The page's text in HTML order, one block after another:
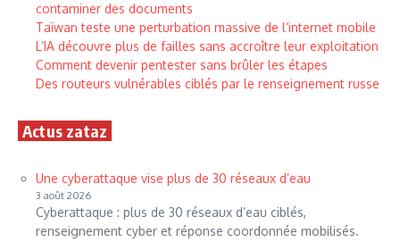
contaminer des documents
Taïwan teste une perturbation massive de l’internet mobile
L’IA découvre plus de failles sans accroître leur exploitation
Comment devenir pentester sans brûler les étapes
Des routeurs vulnérables ciblés par le renseignement russe
Actus zataz
Une cyberattaque vise plus de 30 réseaux d’eau
3 août 2026
Cyberattaque : plus de 30 réseaux d’eau ciblés,
renseignement cyber et réponse coordonnée mobilisés.